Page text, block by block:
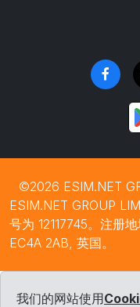
©2026 ESIM.NET
ESIM.NET GROUP
号为 12117745。注册
EC4A 2AB, 英国。
我们的网站使用